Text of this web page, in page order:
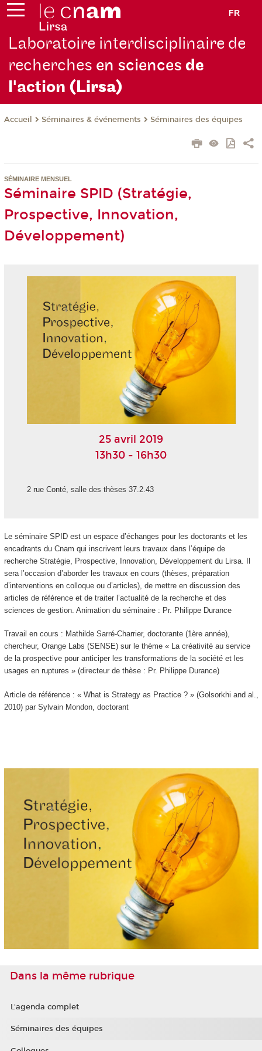
FR
Laboratoire interdisciplinaire de
recherches en sciencesde
l'action (Lirsa)
Accueil Séminaires & événements Séminaires des équipes
SÉMINAIRE MENSUEL
Séminaire SPID (Stratégie,
Prospective, Innovation,
Développement)
25 avril 2019
13h30 - 16h30
2 rue Conté, salle des thèses 37.2.43
Le séminaire SPID est un espace d’échanges pour les doctorants et les
encadrants du Cnam qui inscrivent leurs travaux dans l’équipe de
recherche Stratégie, Prospective, Innovation, Développement du Lirsa. Il
sera l’occasion d’aborder les travaux en cours (thèses, préparation
d’interventions en colloque ou d’articles), de mettre en discussion des
articles de référence et de traiter l’actualité de la recherche et des
sciences de gestion. Animation du séminaire : Pr. Philippe Durance
Travail en cours : Mathilde Sarré-Charrier, doctorante (1ère année),
chercheur, Orange Labs (SENSE) sur le thème « La créativité au service
de la prospective pour anticiper les transformations de la société et les
usages en ruptures » (directeur de thèse : Pr. Philippe Durance)
Article de référence : « What is Strategy as Practice ? » (Golsorkhi and al.,
2010) par Sylvain Mondon, doctorant
Dans la même rubrique
L'agenda complet
Séminaires des équipes